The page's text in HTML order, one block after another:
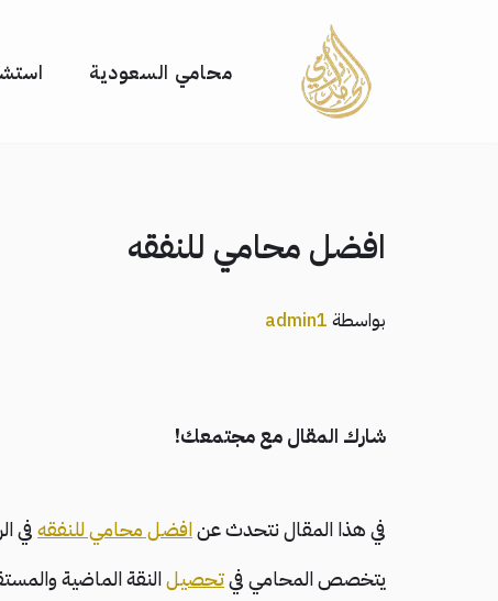
محامي السعودية
افضل محامي للنفقه
بواسطة admin1
شارك المقال مع مجتمعك!
في هذا المقال نتحدث عنافضل محامي للنفقهفي
يتخصص المحامي فيتحصيلالنقة الماضية